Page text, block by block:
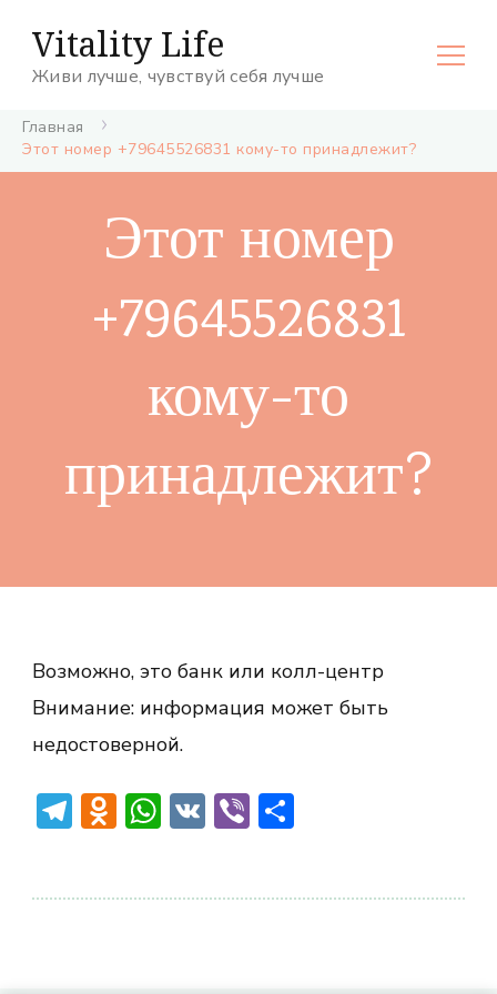
Vitality Life
Живи лучше, чувствуй себя лучше
Главная
Этот номер +79645526831 кому-то принадлежит?
Этот номер
+79645526831
кому-то
принадлежит?
Возможно, это банк или колл-центр
Внимание: информация может быть
недостоверной.
Telegram
Odnoklassniki
WhatsApp
VKViber